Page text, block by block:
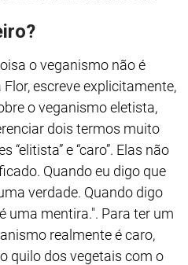
o veganismo não é
escreve explicitamente,
o veganismo eletista,
dois termos muito
e “caro”. Elas não
Quando eu digo que
verdade. Quando digo
uma mentira.". Para ter um
realmente é caro,
quilo dos vegetais com o